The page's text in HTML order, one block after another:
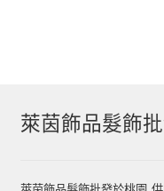
萊茵飾品髮飾